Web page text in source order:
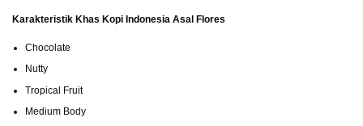
Karakteristik Khas Kopi Indonesia Asal Flores
Chocolate
Nutty
Tropical Fruit
Medium Body